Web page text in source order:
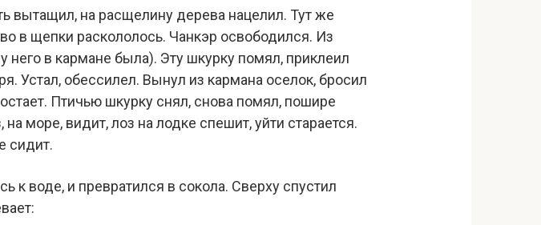
вытащил, на расщелину дерева нацелил. Тут же
в щепки раскололось. Чанкэр освободился. Из
него в кармане была). Эту шкурку помял, приклеил
Устал, обессилел. Вынул из кармана оселок, бросил
Птичью шкурку снял, снова помял, пошире
море, видит, лоз на лодке спешит, уйти старается.
сидит.
к воде, и превратился в сокола. Сверху спустил